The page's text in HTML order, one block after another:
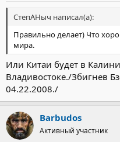
СтепАНыч написал(а):
Правильно делает) Что
мира.
Или Китаи будет в
Владивостоке./Збигнев
04.22.2008./
Barbudos
Активный участник